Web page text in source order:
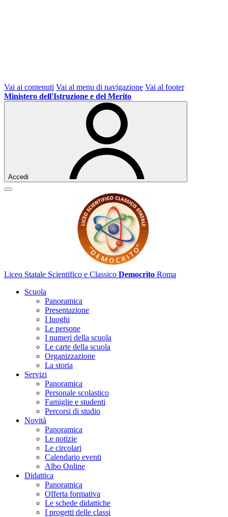
Vai ai contenuti Vai al menu di navigazione Vai al footer
Ministero dell'Istruzione e del Merito
Accedi
Liceo Statale Scientifico e Classico Democrito Roma
Scuola
Panoramica
Presentazione
I luoghi
Le persone
I numeri della scuola
Le carte della scuola
Organizzazione
La storia
Servizi
Panoramica
Personale scolastico
Famiglie e studenti
Percorsi di studio
Novità
Panoramica
Le notizie
Le circolari
Calendario eventi
Albo Online
Didattica
Panoramica
Offerta formativa
Le schede didattiche
I progetti delle classi